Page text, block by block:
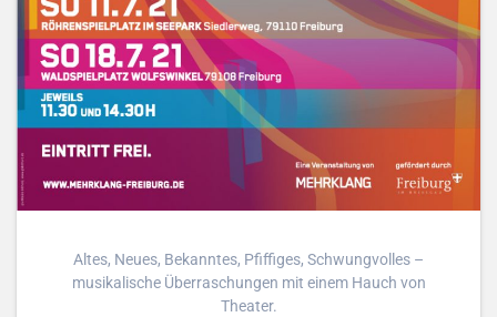
Altes, Neues, Bekanntes, Pfiffiges, Schwungvolles –
musikalische Überraschungen mit einem Hauch von
Theater.